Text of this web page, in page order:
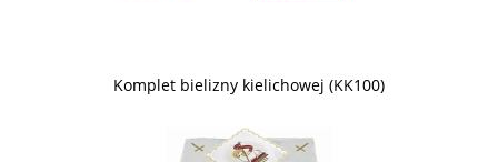
Komplet bielizny kielichowej (KK100)